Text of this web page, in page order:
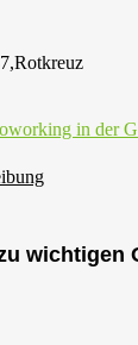
in der
wichtigen